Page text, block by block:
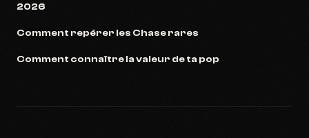
2026
Comment repérer les Chase rares
Comment connaître la valeur de ta pop